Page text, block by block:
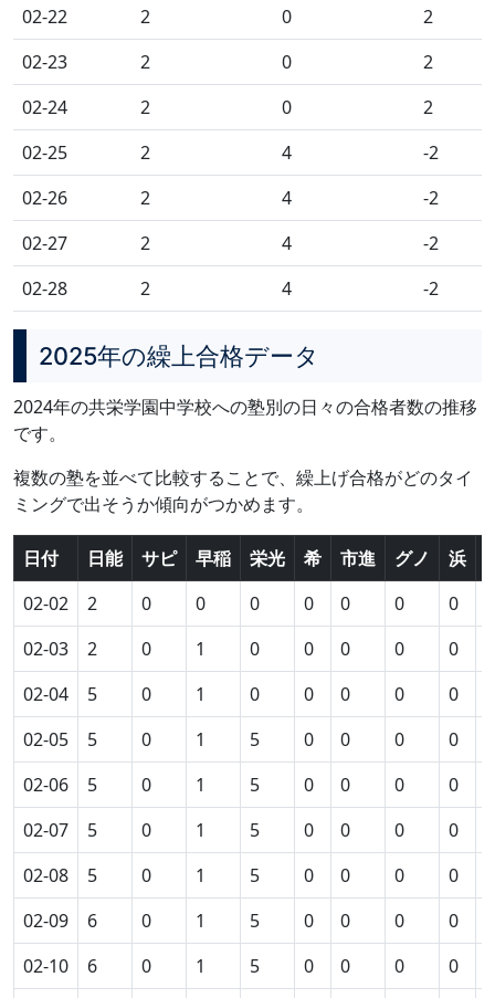
02-22
2 0
2
02-23
2 0
2
02-24
2 0
2
02-25
2 4
-2
02-26
2 4
-2
02-27
2 4
-2
02-28
2 4 -2
2025年の繰上合格データ
2024年の共栄学園中学校への塾別の日々の合格者数の推移
です。
複数の塾を並べて比較することで、繰上げ合格がどのタイ
ミングで出そうか傾向がつかめます。
日付 日能 サピ 早稲 栄光 希 市進 グノ 浜
02-02
2 0 0 0 0 0 0 0
02-03
2 0 1 0 0 0 0 0
02-04
5 0 1 0 0 0 0 0
02-05
5 0 1 5 0 0 0 0
02-06
5 0 1 5 0 0 0 0
02-07
5 0 1 5 0 0 0 0
02-08
5 0 1 5 0 0 0 0
02-09
6 0 1 5 0 0 0 0
02-10
6 0 1 5 0 0 0 0